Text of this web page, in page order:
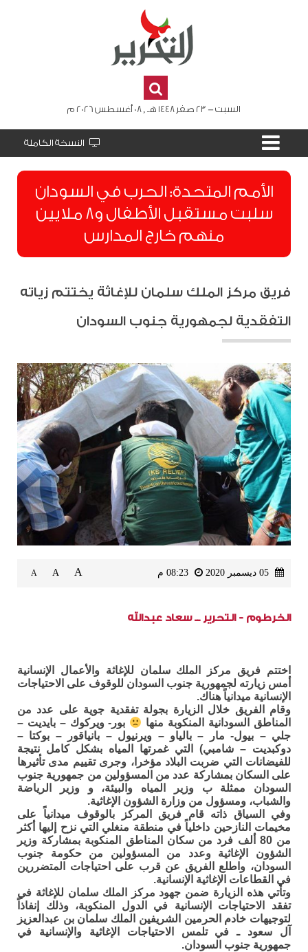
السبت - 23 صفر 1448 هـ , 08 أغسطس 2026 م
النسخة الكاملة
الأمم المتحدة: الحرب في السودان
سلبت مستقبل الأطفال و8 ملايين
منهم خارج المدارس
فريق مركز الملك سلمان للإغاثة يختتم زياته
التفقدية لجمهورية جنوب السودان
A
A
A
الخرطوم - التحرير ــ سعاد عبدالله
اختتم فريق مركز الملك سلمان للإغاثة والأعمال الإنسانية
أمس زيارته لجمهورية جنوب السودان للوقوف على الاحتياجات
الإنسانية ميدانياً هناك.
وقام الفريق خلال الزيارة بجولة تفقدية جوية على عدد من
المناطق السودانية المنكوبة منها
بور- ويركوك – بايديت –
جلي – بيول- مار – بالياو – ويرنيول – بانياقور – بوكتا –
دوكبديت – شامبي) التي غمرتها المياه بشكل كامل نتيجة
للفيضانات التي ضربت البلاد مؤخرا، وجرى تقييم مدى تأثيرها
على السكان بمشاركة عدد من المسؤولين من جمهورية جنوب
السودان ممثلة ب وزير المياه والبيئة، و وزير الرياضة
والشباب، ومسؤول من وزارة الشؤون الإغاثية.
وفي السياق ذاته قام فريق المركز بالوقوف ميدانياً على
مخيمات النازحين داخلياً في منطقة منغلي التي نزح إليها أكثر
من 80 ألف فرد من سكان المناطق المنكوبة بمشاركة وزير
الشؤون الإغاثية وعدد من المسؤولين من حكومة جنوب
السودان، واطلع الفريق عن قرب على احتياجات المتضررين
في القطاعات الإغاثية الإنسانية.
وتأتي هذه الزيارة ضمن جهود مركز الملك سلمان للإغاثة في
تفقد الاحتياجات الإنسانية في الدول المنكوبة، وذلك إنفاذاً
لتوجيهات خادم الحرمين الشريفين الملك سلمان بن عبدالعزيز
آل سعود ـ في تلمس الاحتياجات الإغاثية والإنسانية في
جمهورية جنوب السودان.